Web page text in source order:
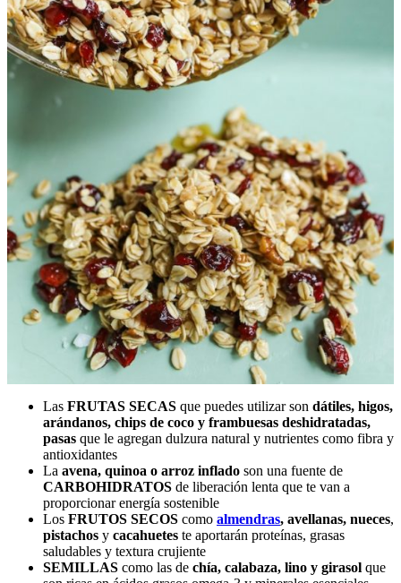
Las FRUTAS SECAS que puedes utilizar son dátiles, higos,
arándanos, chips de coco y frambuesas deshidratadas,
pasas que le agregan dulzura natural y nutrientes como fibra y
antioxidantes
La avena, quinoa o arroz inflado son una fuente de
CARBOHIDRATOS de liberación lenta que te van a
proporcionar energía sostenible
Los FRUTOS SECOS como almendras, avellanas, nueces,
pistachos y cacahuetes te aportarán proteínas, grasas
saludables y textura crujiente
SEMILLAS como las de chía, calabaza, lino y girasol que